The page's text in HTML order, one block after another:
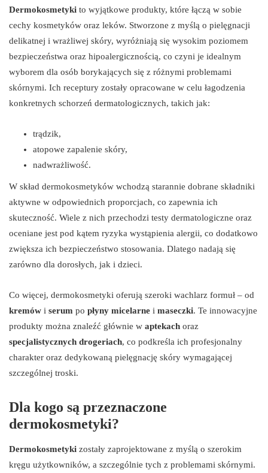
Dermokosmetyki to wyjątkowe produkty, które łączą w sobie
cechy kosmetyków oraz leków. Stworzone z myślą o pielęgnacji
delikatnej i wrażliwej skóry, wyróżniają się wysokim poziomem
bezpieczeństwa oraz hipoalergicznością, co czyni je idealnym
wyborem dla osób borykających się z różnymi problemami
skórnymi. Ich receptury zostały opracowane w celu łagodzenia
konkretnych schorzeń dermatologicznych, takich jak:
trądzik,
atopowe zapalenie skóry,
nadwrażliwość.
W skład dermokosmetyków wchodzą starannie dobrane składniki
aktywne w odpowiednich proporcjach, co zapewnia ich
skuteczność. Wiele z nich przechodzi testy dermatologiczne oraz
oceniane jest pod kątem ryzyka wystąpienia alergii, co dodatkowo
zwiększa ich bezpieczeństwo stosowania. Dlatego nadają się
zarówno dla dorosłych, jak i dzieci.
Co więcej, dermokosmetyki oferują szeroki wachlarz formuł – od
kremów i serum po płyny micelarne i maseczki. Te innowacyjne
produkty można znaleźć głównie w aptekach oraz
specjalistycznych drogeriach, co podkreśla ich profesjonalny
charakter oraz dedykowaną pielęgnację skóry wymagającej
szczególnej troski.
Dla kogo są przeznaczone
dermokosmetyki?
Dermokosmetyki zostały zaprojektowane z myślą o szerokim
kręgu użytkowników, a szczególnie tych z problemami skórnymi.